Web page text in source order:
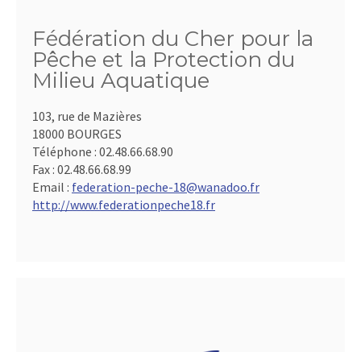
Fédération du Cher pour la
Pêche et la Protection du
Milieu Aquatique
103, rue de Mazières
18000 BOURGES
Téléphone : 02.48.66.68.90
Fax : 02.48.66.68.99
Email : federation-peche-18@wanadoo.fr
http://www.federationpeche18.fr